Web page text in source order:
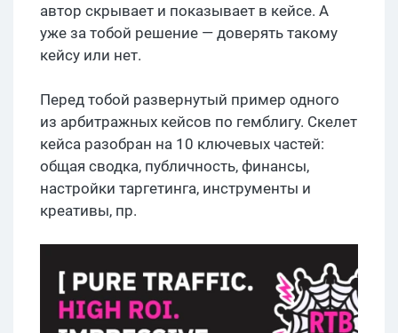
автор скрывает и показывает в кейсе. А
уже за тобой решение — доверять такому
кейсу или нет.
Перед тобой развернутый пример одного
из арбитражных кейсов по гемблигу. Скелет
кейса разобран на 10 ключевых частей:
общая сводка, публичность, финансы,
настройки таргетинга, инструменты и
креативы, пр.